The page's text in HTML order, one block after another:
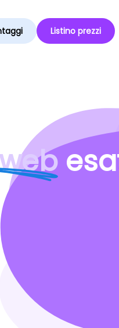
Listino prezzi